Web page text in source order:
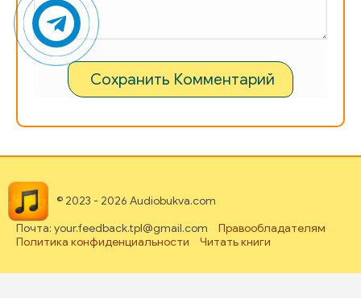
087
088
089
093
094
Сохранить Комментарий
© 2023 - 2026 Audiobukva.com
Почта: your.feedback.tpl@gmail.com
Правообладателям
Политика конфиденциальности
Читать книги